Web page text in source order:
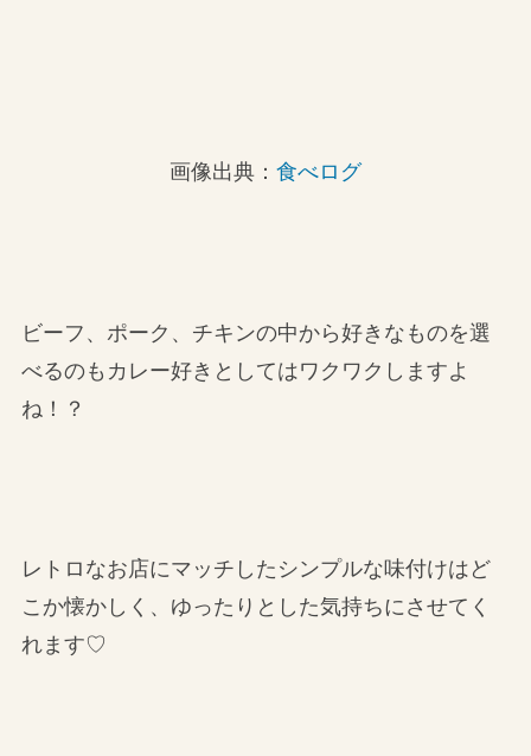
画像出典： 食べログ
ビーフ、ポーク、チキンの中から好きなものを選
べるのもカレー好きとしてはワクワクしますよ
ね！？
レトロなお店にマッチしたシンプルな味付けはど
こか懐かしく、ゆったりとした気持ちにさせてく
れます♡